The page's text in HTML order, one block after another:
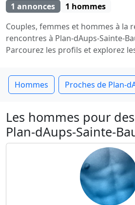
1 annonces
1 hommes
Couples, femmes et hommes à la
rencontres à Plan-dAups-Sainte-
Parcourez les profils et explorez
Hommes Proches de Plan-
Les hommes pour
Plan-dAups-Sainte-